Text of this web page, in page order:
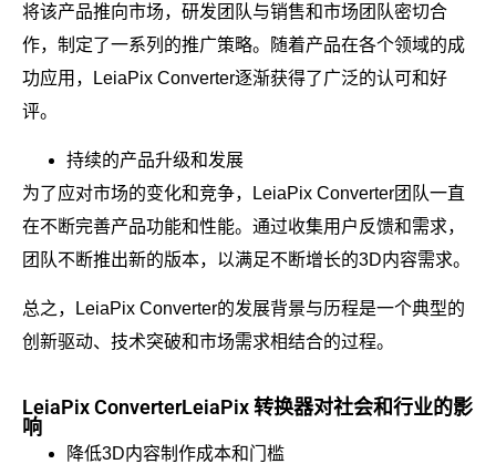
将该产品推向市场，研发团队与销售和市场团队密切合
作，制定了一系列的推广策略。随着产品在各个领域的成
功应用，LeiaPix Converter逐渐获得了广泛的认可和好
评。
持续的产品升级和发展
为了应对市场的变化和竞争，LeiaPix Converter团队一直
在不断完善产品功能和性能。通过收集用户反馈和需求，
团队不断推出新的版本，以满足不断增长的3D内容需求。
总之，LeiaPix Converter的发展背景与历程是一个典型的
创新驱动、技术突破和市场需求相结合的过程。
LeiaPix ConverterLeiaPix 转换器对社会和行业的影
响
降低3D内容制作成本和门槛